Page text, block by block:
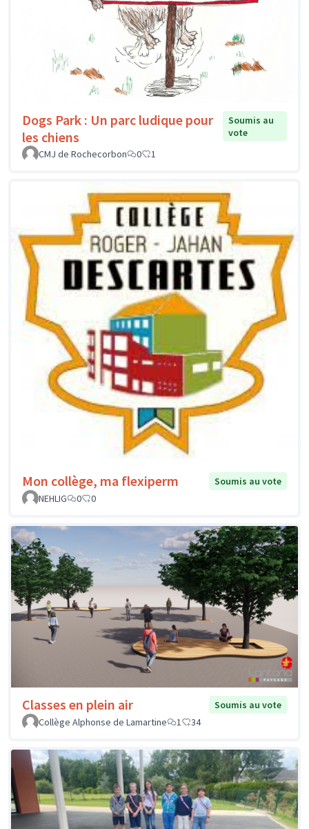
Dogs Park : Un parc ludique pour
les chiens
Soumis au
vote
CMJ de Rochecorbon
0 1
Mon collège, ma flexiperm
Soumis au vote
NEHLIG
0 0
Classes en plein air
Soumis au vote
Collège Alphonse de Lamartine
1 34